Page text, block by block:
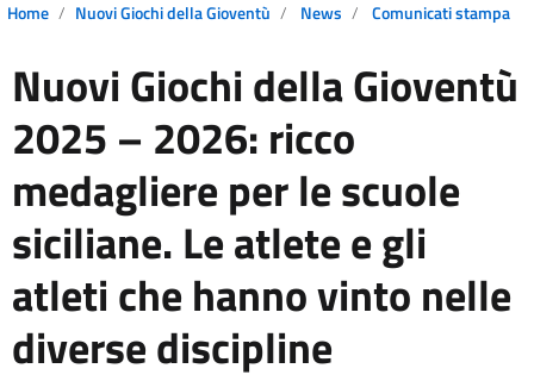
Home Nuovi Giochi della Gioventù News Comunicati stampa
Nuovi Giochi della Gioventù
2025 – 2026: ricco
medagliere per le scuole
siciliane. Le atlete e gli
atleti che hanno vinto nelle
diverse discipline